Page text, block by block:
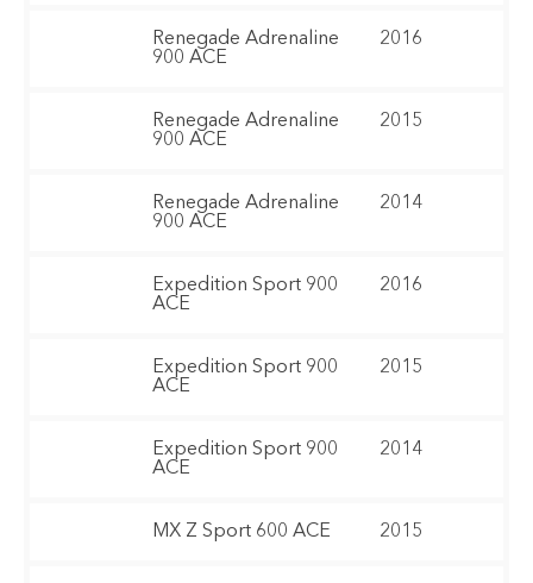
Renegade Adrenaline
900 ACE
2016
Renegade Adrenaline
900 ACE
2015
Renegade Adrenaline
900 ACE
2014
Expedition Sport 900
ACE
2016
Expedition Sport 900
ACE
2015
Expedition Sport 900
ACE
2014
MX Z Sport 600 ACE 2015